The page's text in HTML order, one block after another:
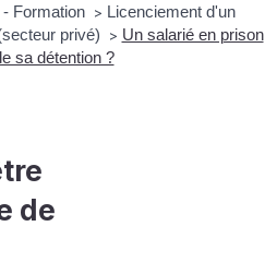
- Formation > Licenciement d'un
privé)
> Un salarié en prison
sa détention ?
de